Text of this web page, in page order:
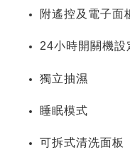
附遙控及電子面
24小時開關機設
獨立抽濕
睡眠模式
可拆式清洗面板